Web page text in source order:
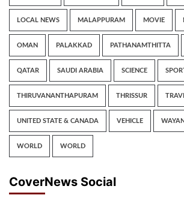
LOCAL NEWS MALAPPURAM MOVIE
OMAN PALAKKAD PATHANAMTHITTA
QATAR SAUDI ARABIA SCIENCE
THIRUVANANTHAPURAM THRISSUR
UNITED STATE & CANADA VEHICLE
WORLD WORLD
CoverNews Social